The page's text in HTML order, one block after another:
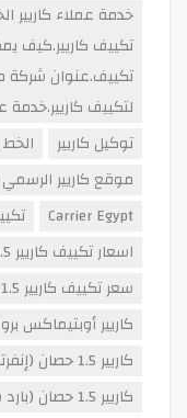
خدمة عملاء كاريير
تكييف كاريير.كيف
تكييف.عنوان شركة
لتكييف كاريير.خدمة
توكيل كاريير
موقع كاريير
Carrier Egypt
اسعار تكييف كاريير 1.5 حصان انفرتر
سعر تكييف كاريير 1.5 حصان بارد فقط
كاريير أوبتيماكس
كاريير 1.5 حصان (إنفرتر - بارد ساخن)
كاريير 1.5 حصان (بارد ساخن)